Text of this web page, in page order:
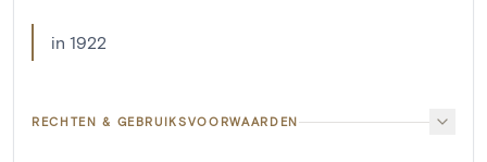
in 1922
RECHTEN & GEBRUIKSVOORWAARDEN